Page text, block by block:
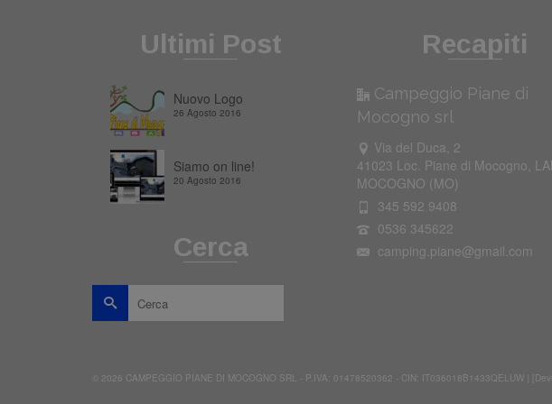
Ultimi Post
Nuovo Logo
26 Agosto 2016
Siamo on line!
20 Agosto 2016
Cerca
Cerca
per:
Recapiti
Campeggio Piane di
Mocogno srl
Via del Duca, 2
41023 Loc. Piane di Mocogno,
MOCOGNO (MO)
345 592 9408
0536 345622
camping.piane@gmail.com
© 2026 CAMPEGGIO PIANE DI MOCOGNO SRL - P.IVA: 01478520362 - CIN: IT036018B1433QELUW |